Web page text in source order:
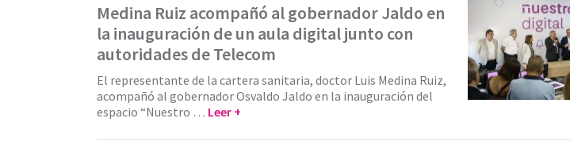
Medina Ruiz acompañó al gobernador Jaldo en
la inauguración de un aula digital junto con
autoridades de Telecom
El representante de la cartera sanitaria, doctor Luis Medina Ruiz,
acompañó al gobernador Osvaldo Jaldo en la inauguración del
espacio “Nuestro … Leer +